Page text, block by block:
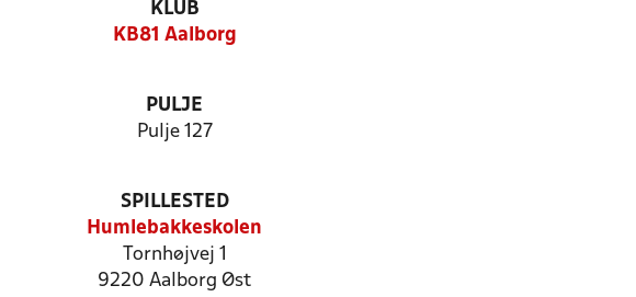
KLUB
KB81 Aalborg
PULJE
Pulje 127
SPILLESTED
Humlebakkeskolen
Tornhøjvej 1
9220 Aalborg Øst